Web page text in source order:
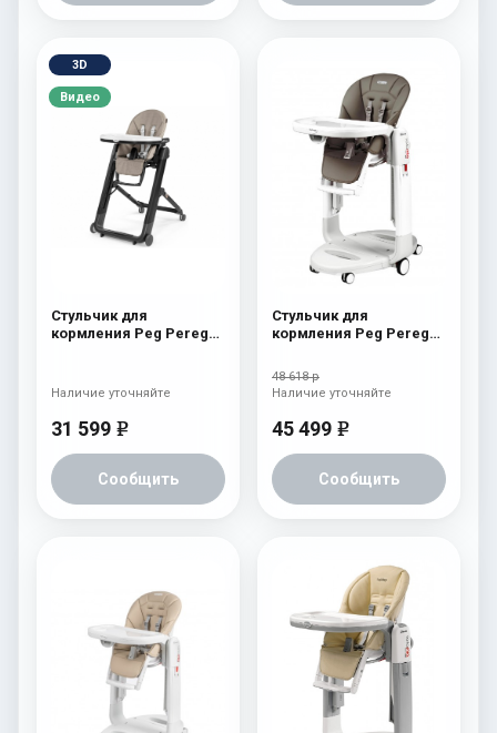
3D
Видео
Стульчик для
кормления Peg Perego
31 599 e
Сообщить
Наличие уточняйте
Стульчик для
кормления Peg Perego
FANGO
48 618 р
45 499 e
Сообщить
Наличие уточняйте